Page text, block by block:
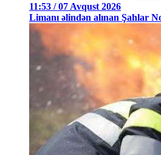
11:53 / 07 Avqust 2026
Limanı əlindən alınan Şahlar